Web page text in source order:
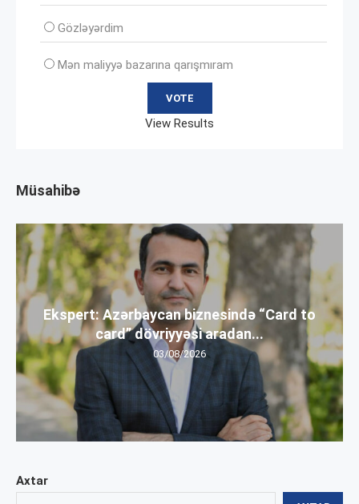
Axtar
Gözləyərdim
Mən maliyyə bazarına qarışmıram
View Results
Müsahibə
Ekspert: Azərbaycan biznesində “Card to
card” dövriyyəsi aradan...
03/08/2026